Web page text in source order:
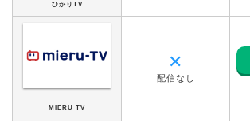
ひかりTV
MIERU TV
✕
配信なし